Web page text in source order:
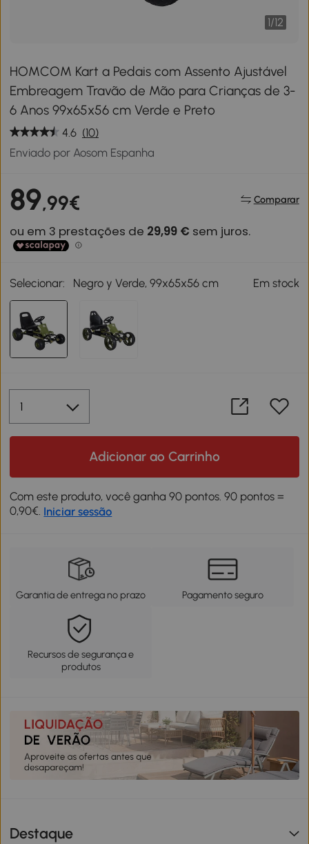
1/12
HOMCOM Kart a Pedais com Assento Ajustável
Embreagem Travão de Mão para Crianças de 3-
6 Anos 99x65x56 cm Verde e Preto
4.6 (10)
Enviado por Aosom Espanha
89,99€ Comparar
Selecionar: Negro y Verde, 99x65x56 cm Em stock
Adicionar ao Carrinho
Com este produto, você ganha 90 pontos. 90 pontos =
0,90€. Iniciar sessão
Garantia de entrega no prazo Pagamento seguro
Recursos de segurança e
produtos
Destaque